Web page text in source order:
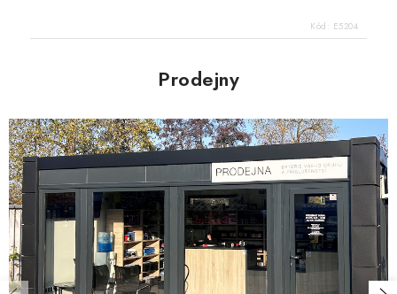
Kód: E5204
Prodejny